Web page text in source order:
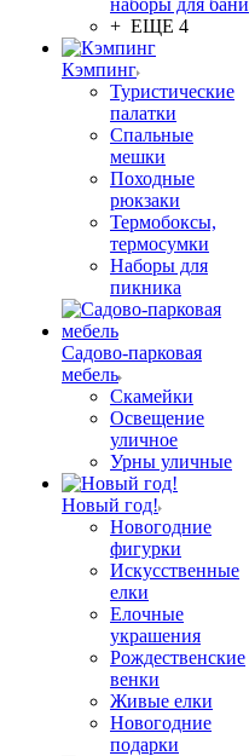
наборы для бани
+ ЕЩЕ 4
Кэмпинг
Туристические
палатки
Спальные
мешки
Походные
рюкзаки
Термобоксы,
термосумки
Наборы для
пикника
Садово-парковая
мебель
Скамейки
Освещение
уличное
Урны уличные
Новый год!
Новогодние
фигурки
Искусственные
елки
Елочные
украшения
Рождественские
венки
Живые елки
Новогодние
подарки